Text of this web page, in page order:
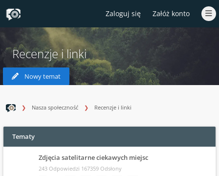
Zaloguj się Załóż konto
Recenzje i linki
Nowy temat
Nasza społeczność Recenzje i linki
Tematy
Zdjęcia satelitarne ciekawych miejsc
243 Odpowiedzi 167359 Odsłony